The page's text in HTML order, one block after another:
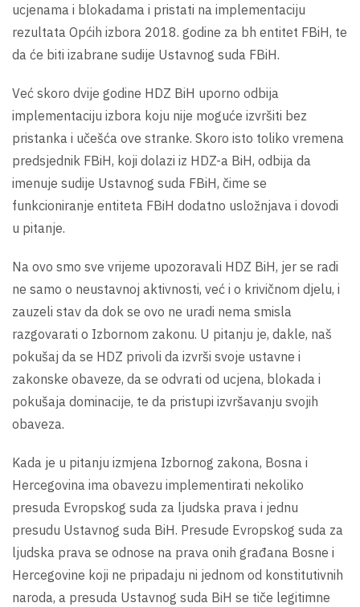
ucjenama i blokadama i pristati na implementaciju
rezultata Općih izbora 2018. godine za bh entitet FBiH, te
da će biti izabrane sudije Ustavnog suda FBiH.
Već skoro dvije godine HDZ BiH uporno odbija
implementaciju izbora koju nije moguće izvršiti bez
pristanka i učešća ove stranke. Skoro isto toliko vremena
predsjednik FBiH, koji dolazi iz HDZ-a BiH, odbija da
imenuje sudije Ustavnog suda FBiH, čime se
funkcioniranje entiteta FBiH dodatno usložnjava i dovodi
u pitanje.
Na ovo smo sve vrijeme upozoravali HDZ BiH, jer se radi
ne samo o neustavnoj aktivnosti, već i o krivičnom djelu, i
zauzeli stav da dok se ovo ne uradi nema smisla
razgovarati o Izbornom zakonu. U pitanju je, dakle, naš
pokušaj da se HDZ privoli da izvrši svoje ustavne i
zakonske obaveze, da se odvrati od ucjena, blokada i
pokušaja dominacije, te da pristupi izvršavanju svojih
obaveza.
Kada je u pitanju izmjena Izbornog zakona, Bosna i
Hercegovina ima obavezu implementirati nekoliko
presuda Evropskog suda za ljudska prava i jednu
presudu Ustavnog suda BiH. Presude Evropskog suda za
ljudska prava se odnose na prava onih građana Bosne i
Hercegovine koji ne pripadaju ni jednom od konstitutivnih
naroda, a presuda Ustavnog suda BiH se tiče legitimne